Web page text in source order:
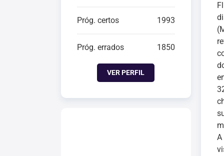
Próg. certos 1993
Próg. errados 1850
VER PERFIL
A